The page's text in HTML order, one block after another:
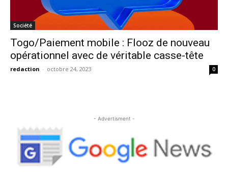
Société
Togo/Paiement mobile : Flooz de nouveau
opérationnel avec de véritable casse-tête
redaction - octobre 24, 2023 0
- Advertisment -